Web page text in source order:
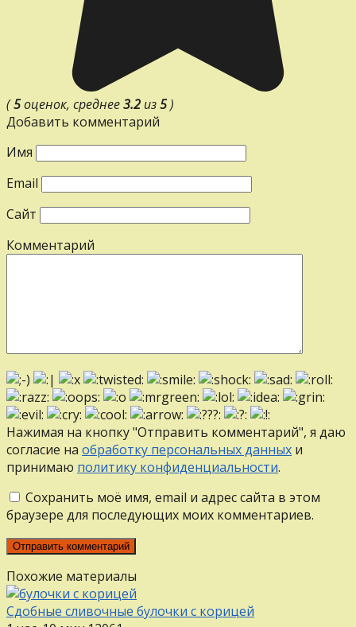
(5оценок, среднее3.2 из5)
Добавить комментарий
Имя
Email
Сайт
Комментарий
Нажимая на кнопку "Отправить комментарий", я даю
согласие на обработку персональных данных и
принимаю политику конфиденциальности.
Сохранить моё имя, email и адрес сайта в этом
браузере для последующих моих комментариев.
Похожие материалы
Сдобные сливочные булочки с корицей